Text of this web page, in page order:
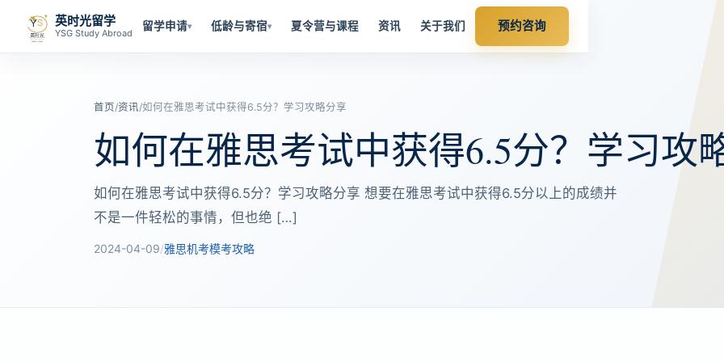
英时光留学
YSG Study Abroad
留学申请▾ 低龄与寄宿▾ 夏令营与课程 资讯 关于我们 预约咨询
首页/资讯/如何在雅思考试中获得6.5分？学习攻略分享
如何在雅思考试中获得6.5分？学习攻
如何在雅思考试中获得6.5分？学习攻略分享 想要在雅思考试中获得6.5分以上的成绩并
不是一件轻松的事情，但也绝 […]
2024-04-09/雅思机考模考攻略